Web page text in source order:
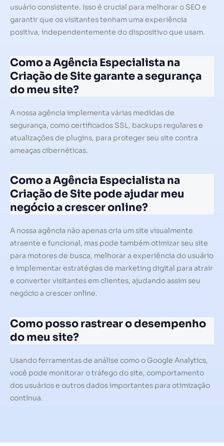
usuário consistente. Isso é crucial para melhorar o SEO e
garantir que os visitantes tenham uma experiência
positiva, independentemente do dispositivo que usam.
Como a Agência Especialista na
Criação de Site garante a segurança
do meu site?
A nossa agência implementa várias medidas de
segurança, como certificados SSL, backups regulares e
atualizações de plugins, para proteger seu site contra
ameaças cibernéticas.
Como a Agência Especialista na
Criação de Site pode ajudar meu
negócio a crescer online?
A nossa agência não apenas cria um site visualmente
atraente e funcional, mas pode também otimizar seu site
para motores de busca, melhorar a experiência do usuário
e implementar estratégias de marketing digital para atrair
e converter visitantes em clientes, ajudando assim seu
negócio a crescer online.
Como posso rastrear o desempenho
do meu site?
Usando ferramentas de análise como o Google Analytics,
você pode monitorar o tráfego do site, comportamento
dos usuários e outros dados importantes para otimização
contínua.